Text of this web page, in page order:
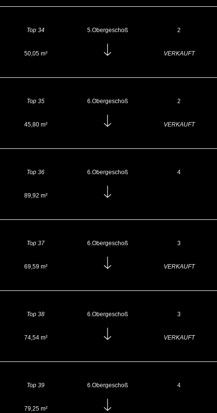
Top 34 5.Obergeschoß 2
50,05 m² VERKAUFT
Top 35 6.Obergeschoß 2
45,80 m² VERKAUFT
Top 36 6.Obergeschoß 4
89,92 m²
Top 37 6.Obergeschoß 3
69,59 m² VERKAUFT
Top 38 6.Obergeschoß 3
74,54 m² VERKAUFT
Top 39 6.Obergeschoß 4
79,25 m²